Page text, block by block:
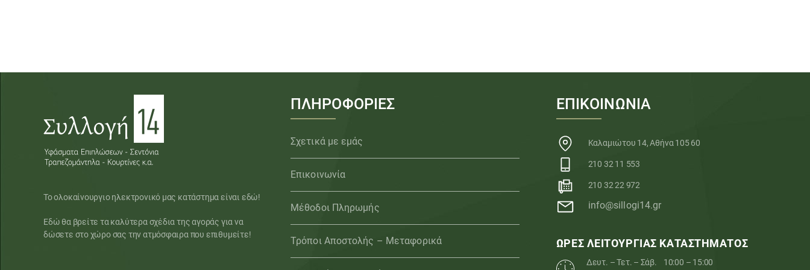
Το ολοκαίνουργιο ηλεκτρονικό μας κατάστημα είναι εδώ!
Εδώ θα βρείτε τα καλύτερα σχέδια της αγοράς για να
δώσετε στο χώρο σας την ατμόσφαιρα που επιθυμείτε!
ΠΛΗΡΟΦΟΡΙΕΣ
Σχετικά με εμάς
Επικοινωνία
Μέθοδοι Πληρωμής
Τρόποι Αποστολής – Μεταφορικά
ΕΠΙΚΟΙΝΩΝΙΑ
Καλαμιώτου 14, Αθήνα 105 60
210 32 11 553
210 32 22 972
info@sillogi14.gr
ΩΡΕΣ ΛΕΙΤΟΥΡΓΙΑΣ ΚΑΤΑΣΤΗΜΑΤΟΣ
Δευτ. – Τετ. – Σάβ.
10:00 – 15:00